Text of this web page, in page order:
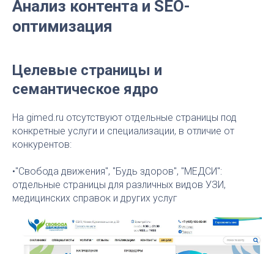
Анализ контента и SEO-
оптимизация
Целевые страницы и
семантическое ядро
На gimed.ru отсутствуют отдельные страницы под
конкретные услуги и специализации, в отличие от
конкурентов:
•"Свобода движения", "Будь здоров", "МЕДСИ":
отдельные страницы для различных видов УЗИ,
медицинских справок и других услуг